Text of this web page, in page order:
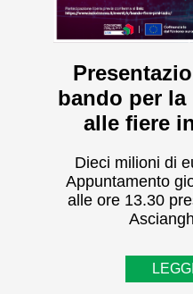
bando per
alle fiere
Dieci milioni di
Appuntamento
alle ore 13.30